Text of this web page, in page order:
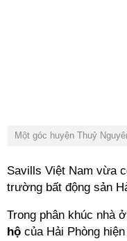
Một góc huyện Thuỷ
Savills Việt Nam vừa
trường bất động sản
Trong phân khúc nhà
hộ của Hải Phòng